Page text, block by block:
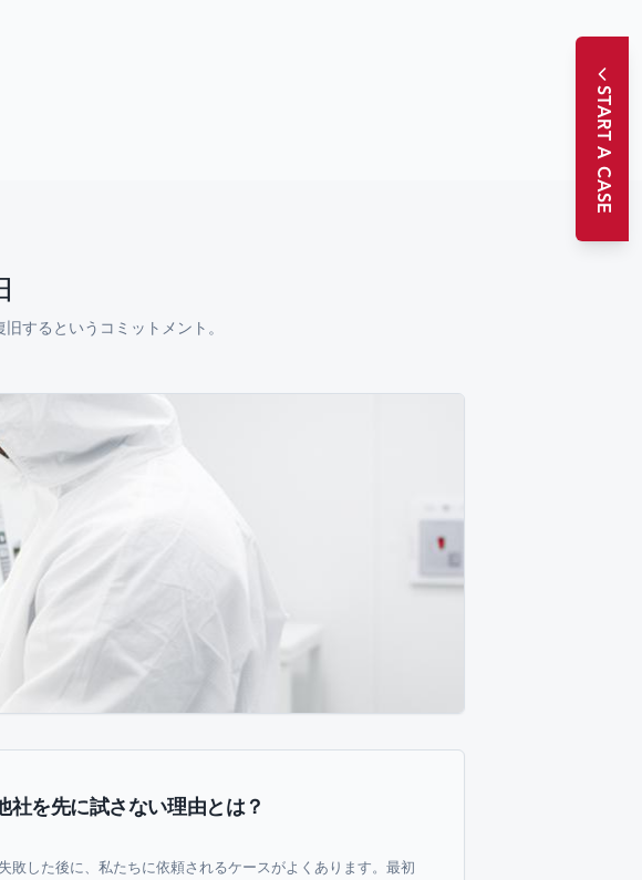
するというコミットメント。
社を先に試さない理由とは？
敗した後に、私たちに依頼されるケースがよくあります。最初
START A CASE